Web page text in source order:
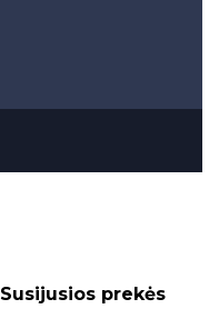
Susijusios prekės